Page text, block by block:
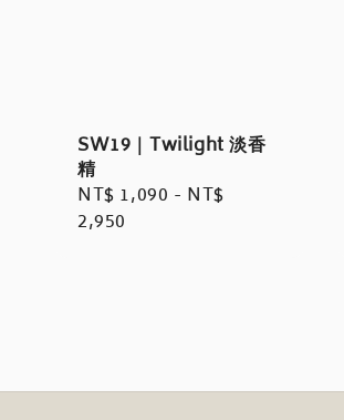
SW19｜Twilight 淡香
精
Regular
price
NT$ 1,090 - NT$
2,950